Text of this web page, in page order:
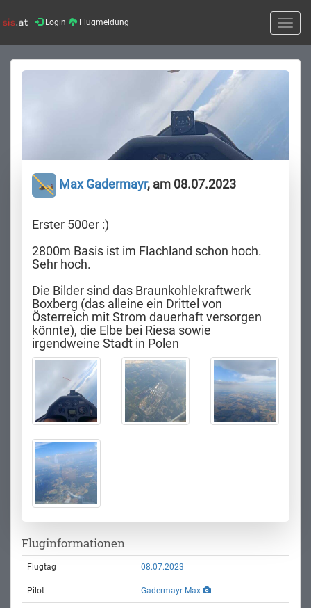
Login Flugmeldung
Toggle
Max Gadermayr, am 08.07.2023
Erster 500er :)
2800m Basis ist im Flachland schon hoch.
Sehr hoch.
Die Bilder sind das Braunkohlekraftwerk
Boxberg (das alleine ein Drittel von
Österreich mit Strom dauerhaft versorgen
könnte), die Elbe bei Riesa sowie
irgendweine Stadt in Polen
Fluginformationen
Flugtag 08.07.2023
Pilot Gadermayr Max